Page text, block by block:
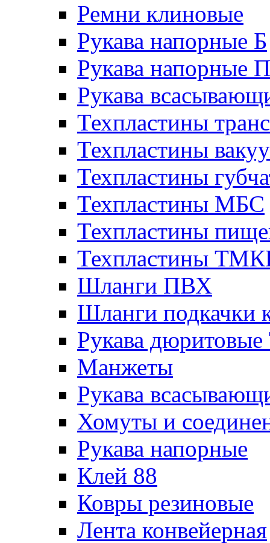
Ремни клиновые
Рукава напорные Б
Рукава напорные П
Рукава
Техпластины
Техпластины
Техпластины
Техпластины МБС
Техпластины
Техпластины
Шланги ПВХ
Шланги подкачки
Рукава
Манжеты
Рукава
Хомуты и
Рукава напорные
Клей 88
Ковры резиновые
Лента конвейерная